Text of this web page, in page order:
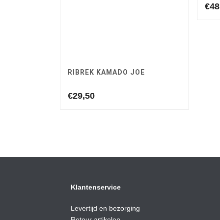
RIBREK KAMADO JOE
€29,50
€
Klantenservice
Levertijd en bezorging